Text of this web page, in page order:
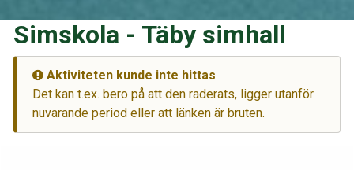
Simskola - Täby simhall
Aktiviteten kunde inte hittas
Det kan t.ex. bero på att den raderats, ligger utanför
nuvarande period eller att länken är bruten.